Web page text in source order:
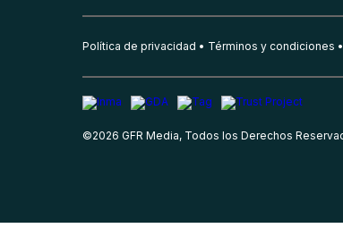
Política de privacidad Términos y condiciones
©2026 GFR Media, Todos los Derechos